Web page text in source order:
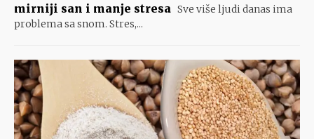
mirniji san i manje stresa Sve više ljudi danas ima
problema sa snom. Stres,...